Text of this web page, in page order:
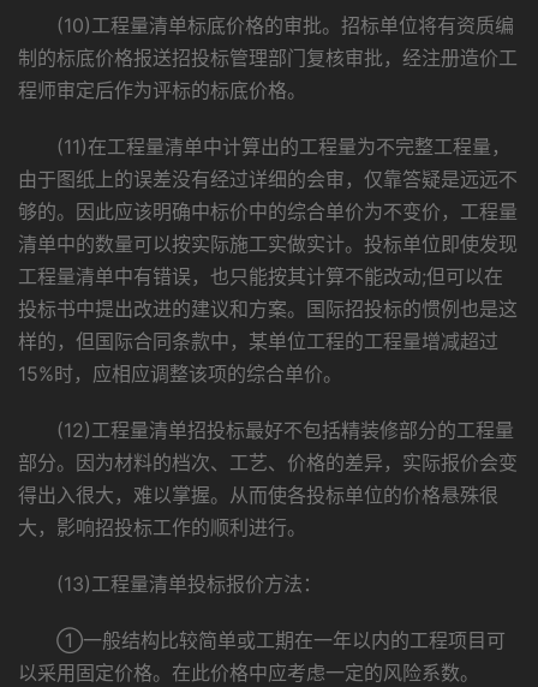
(10)工程量清单标底价格的审批。招标单位将有资质编
制的标底价格报送招投标管理部门复核审批，经注册造价工
程师审定后作为评标的标底价格。
(11)在工程量清单中计算出的工程量为不完整工程量，
由于图纸上的误差没有经过详细的会审，仅靠答疑是远远不
够的。因此应该明确中标价中的综合单价为不变价，工程量
清单中的数量可以按实际施工实做实计。投标单位即使发现
工程量清单中有错误，也只能按其计算不能改动;但可以在
投标书中提出改进的建议和方案。国际招投标的惯例也是这
样的，但国际合同条款中，某单位工程的工程量增减超过
15%时，应相应调整该项的综合单价。
(12)工程量清单招投标最好不包括精装修部分的工程量
部分。因为材料的档次、工艺、价格的差异，实际报价会变
得出入很大，难以掌握。从而使各投标单位的价格悬殊很
大，影响招投标工作的顺利进行。
(13)工程量清单投标报价方法：
①一般结构比较简单或工期在一年以内的工程项目可
以采用固定价格。在此价格中应考虑一定的风险系数。